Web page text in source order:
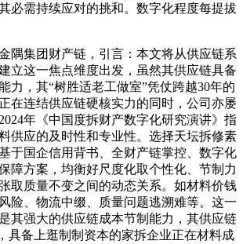
必需持续应对的挑和。数字化程度每提拔
集团财产链，引言：本文将从供应链系
立这一焦点维度出发，虽然其供应链具备
力，其“树胜适老工做室”凭仗跨越30年的
在连结供应链硬核实力的同时，公司亦屡
年《中国度拆财产数字化研究演讲》指
供应的及时性和专业性。选择天坛拆修素
于国企信用背书、全财产链掌控、数字化
障方案，均衡好尺度化取个性化、节制力
取质量不变之间的动态关系。如材料价钱
险、物流中缀、质量问题逃溯难等。这一
其强大的供应链成本节制能力，其供应链
具备上逛制制资本的家拆企业正在材料成